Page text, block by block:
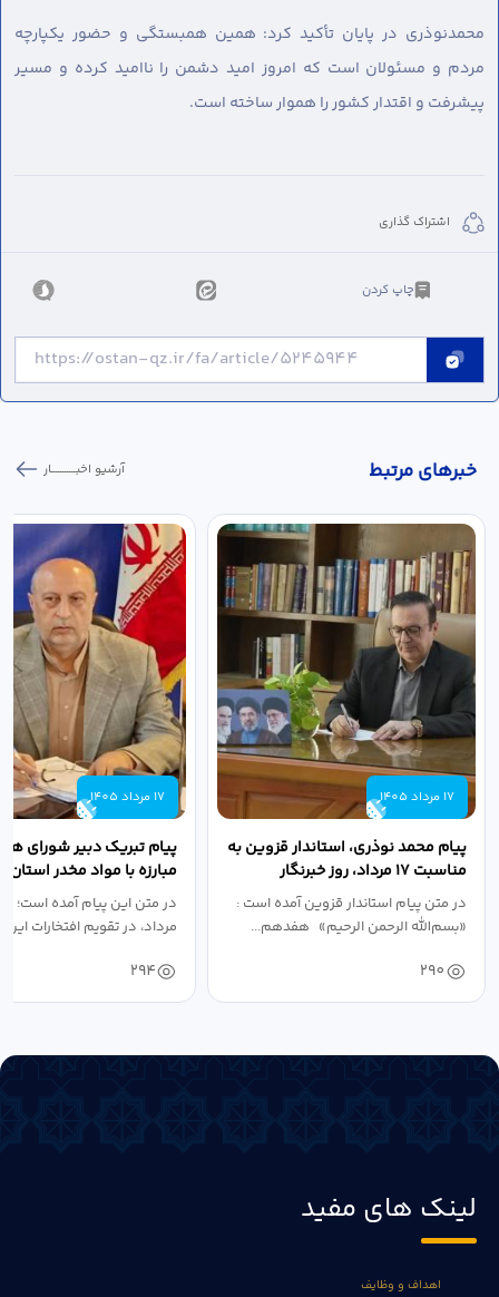
محمدنوذری در پایان تأکید کرد: همین همبستگی و حضور یکپارچه
مردم و مسئولان است که امروز امید دشمن را ناامید کرده و مسیر
پیشرفت و اقتدار کشور را هموار ساخته است.
اشتراک گذاری
چاپ کردن
خبر‌های مرتبط آرشیو اخبـــــــــــار
17 مرداد 1405
پیام محمد نوذری، استاندار قزوین به
مناسبت ۱۷ مرداد، روز خبرنگار
در متن پیام استاندار قزوین آمده است :
«بسم‌الله الرحمن الرحیم» هفدهم...
290
17 مرداد 1405
پیام تبریک دبیر شورای
مبارزه با مواد مخدر استان
مناسبت روز خبرنگار...
در متن این پیام آمده
مرداد، در تقویم افتخارات
294
لینک های مفید
اهداف و وظایف